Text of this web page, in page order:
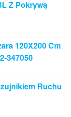
Z Pokrywą
120X200 Cm
347050
Ruchu